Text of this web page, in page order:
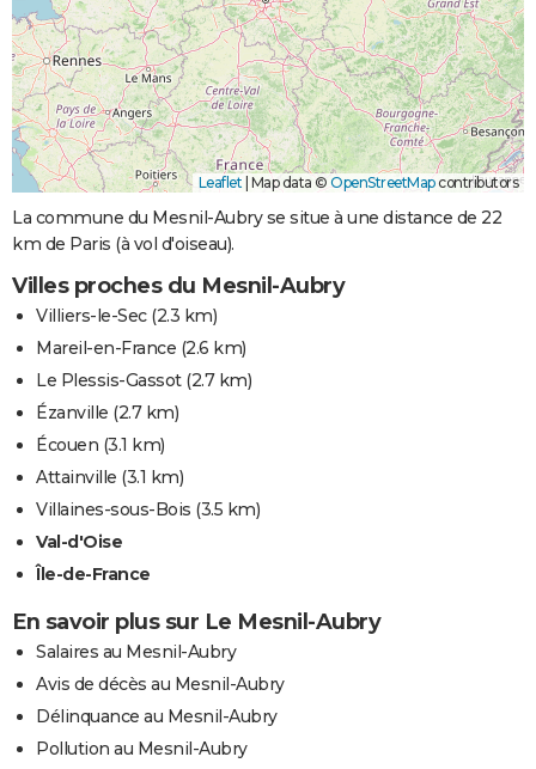
Leaflet Map data © OpenStreetMapcontributors
La commune du Mesnil-Aubry se situe à une distance de 22
km de Paris (à vol d'oiseau).
Villes proches du Mesnil-Aubry
Villiers-le-Sec(2.3 km)
Mareil-en-France (2.6 km)
Le Plessis-Gassot(2.7 km)
Ézanville (2.7 km)
Écouen (3.1 km)
Attainville (3.1 km)
Villaines-sous-Bois (3.5 km)
Val-d'Oise
Île-de-France
En savoir plus sur Le Mesnil-Aubry
Salaires au Mesnil-Aubry
Avis de décès au Mesnil-Aubry
Délinquance au Mesnil-Aubry
Pollution au Mesnil-Aubry